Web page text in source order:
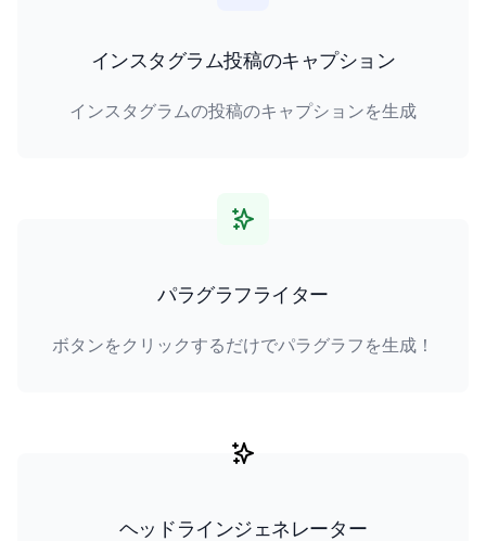
インスタグラム投稿のキャプション
インスタグラムの投稿のキャプションを生成
パラグラフライター
ボタンをクリックするだけでパラグラフを生成！
ヘッドラインジェネレーター